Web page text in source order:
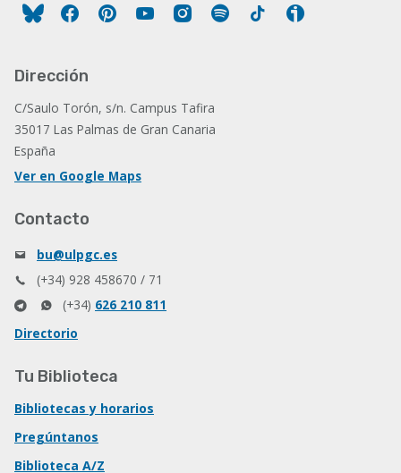
FacebookPinterestYouTubeInstagram
Spotify Tiktok
Dirección
C/Saulo Torón, s/n. Campus Tafira
35017 Las Palmas de Gran Canaria
España
Ver en Google Maps
Contacto
bu@ulpgc.es
(+34) 928 458670 / 71
(+34) 626 210 811
Directorio
Tu Biblioteca
Bibliotecas y horarios
Pregúntanos
Biblioteca A/Z